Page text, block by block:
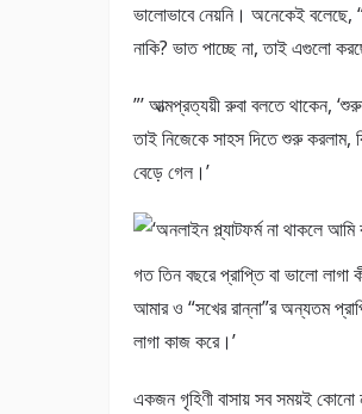
ভালোভাবে নেয়নি। অনেকেই বলেছে,
নাকি? ভাত পাচ্ছে না, তাই এগুলো
”’ আত্মপ্রত্যয়ী রুবা বলতে থাকেন,
তাই নিজেকে সাহস দিতে শুরু করলাম,
বেড়ে গেল।’
গত তিন বছরে প্রাপ্তি বা ভালো
আমার ও “সখের রান্না”র অন্যতম
লাগা কাজ করে।’
একজন গৃহিণী বাসায় সব সময়ই কোনো